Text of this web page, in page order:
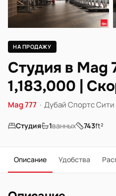
НА ПРОДАЖУ
Студия в Mag
1,183,000 |
Mag 777 · Дубай Спортс Сити
Студия 1ванных 743ft²
Описание Удобства